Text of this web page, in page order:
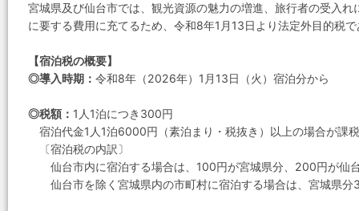
宮城県及び仙台市では、観光資源の魅力の増進、旅行者の受入
に要する費用に充てるため、令和8年1月13日より法定外目的税
【宿泊税の概要】
◎導入時期： 令和8年（2026年）1月13日（火）宿泊分から
◎税額： 1人1泊につき300円
宿泊代金1人1泊6000円（素泊まり・税抜き）以上の場合が課
〔宿泊税の内訳〕
仙台市内に宿泊する場合は、100円が宮城県分、200円が仙
仙台市を除く宮城県内の市町村に宿泊する場合は、宮城県分